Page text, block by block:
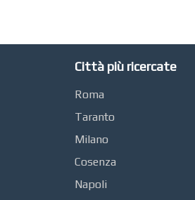
Città più ricercate
Roma
Taranto
Milano
Cosenza
Napoli